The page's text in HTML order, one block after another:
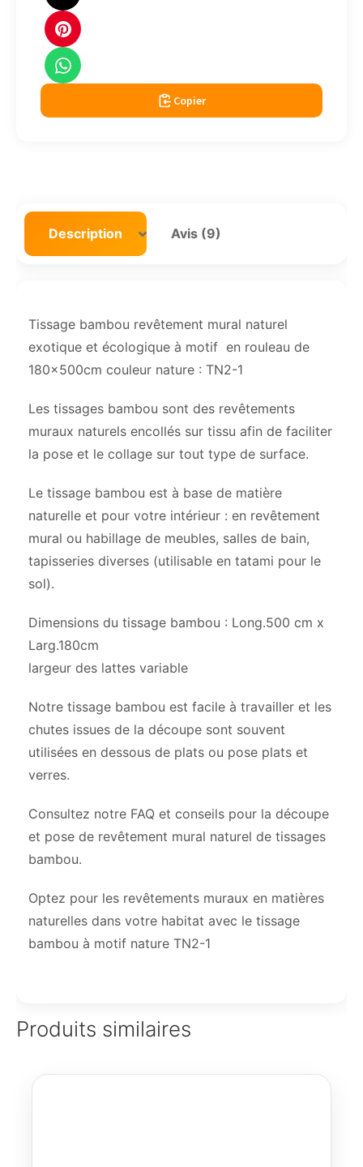
Copier
Description Avis (9)
Tissage bambou revêtement mural naturel
exotique et écologique à motif en rouleau de
180x500cm couleur nature : TN2-1
Les tissages bambou sont des revêtements
muraux naturels encollés sur tissu afin de faciliter
la pose et le collage sur tout type de surface.
Le tissage bambou est à base de matière
naturelle et pour votre intérieur : en revêtement
mural ou habillage de meubles, salles de bain,
tapisseries diverses (utilisable en tatami pour le
sol).
Dimensions du tissage bambou : Long.500 cm x
Larg.180cm
largeur des lattes variable
Notre tissage bambou est facile à travailler et les
chutes issues de la découpe sont souvent
utilisées en dessous de plats ou pose plats et
verres.
Consultez notre FAQ et conseils pour la découpe
et pose de revêtement mural naturel de tissages
bambou.
Optez pour les revêtements muraux en matières
naturelles dans votre habitat avec le tissage
bambou à motif nature TN2-1
Produits similaires